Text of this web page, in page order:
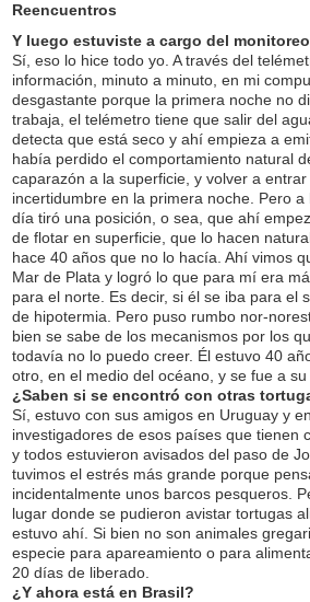
Reencuentros
Y luego estuviste a cargo del
Sí, eso lo hice todo yo. A través del
información, minuto a minuto, en mi
desgastante porque la primera noche no
trabaja, el telémetro tiene que salir del
detecta que está seco y ahí empieza a
había perdido el comportamiento natural
caparazón a la superficie, y volver a
incertidumbre en la primera noche. Pero
día tiró una posición, o sea, que ahí
de flotar en superficie, que lo hacen
hace 40 años que no lo hacía. Ahí vimos
Mar de Plata y logró lo que para mí era
para el norte. Es decir, si él se iba para el
de hipotermia. Pero puso rumbo nor-
bien se sabe de los mecanismos por los
todavía no lo puedo creer. Él estuvo 40
otro, en el medio del océano, y se fue a su
¿Saben si se encontró con otras
Sí, estuvo con sus amigos en Uruguay y
investigadores de esos países que tienen
y todos estuvieron avisados del paso de
tuvimos el estrés más grande porque
incidentalmente unos barcos pesqueros.
lugar donde se pudieron avistar tortugas
estuvo ahí. Si bien no son animales
especie para apareamiento o para
20 días de liberado.
¿Y ahora está en Brasil?